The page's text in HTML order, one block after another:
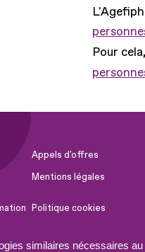
similaires nécessaires
Pour
Appels d'offres
Mentions légales
Politique cookies